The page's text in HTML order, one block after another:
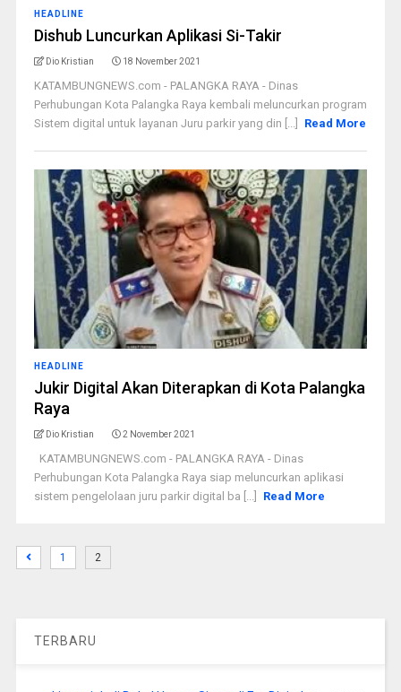
HEADLINE
Dishub Luncurkan Aplikasi Si-Takir
Dio Kristian 18 November 2021
KATAMBUNGNEWS.com - PALANGKA RAYA - Dinas
Perhubungan Kota Palangka Raya kembali meluncurkan program
Sistem digital untuk layanan Juru parkir yang din [...]
Read More
HEADLINE
Jukir Digital Akan Diterapkan di Kota Palangka
Raya
Dio Kristian 2 November 2021
KATAMBUNGNEWS.com - PALANGKA RAYA - Dinas
Perhubungan Kota Palangka Raya siap meluncurkan aplikasi
sistem pengelolaan juru parkir digital ba [...]
Read More
1 2
TERBARU